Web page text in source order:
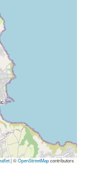
|©OpenStreetMapcontributors